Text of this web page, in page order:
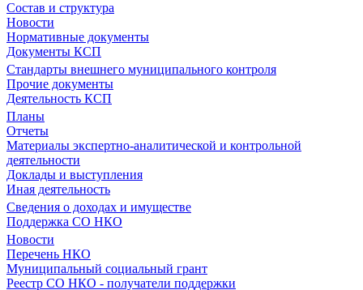
Состав и структура
Новости
Нормативные документы
Документы КСП
Стандарты внешнего муниципального контроля
Прочие документы
Деятельность КСП
Планы
Отчеты
Материалы экспертно-аналитической и контрольной
деятельности
Доклады и выступления
Иная деятельность
Сведения о доходах и имуществе
Поддержка СО НКО
Новости
Перечень НКО
Муниципальный социальный грант
Реестр СО НКО - получатели поддержки